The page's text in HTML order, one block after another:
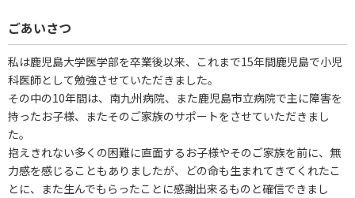
ごあいさつ
私は鹿児島大学医学部を卒業後以来、これまで15年間鹿児島で小児
科医師として勉強させていただきました。
その中の10年間は、南九州病院、また鹿児島市立病院で主に障害を
持ったお子様、またそのご家族のサポートをさせていただきまし
た。
抱えきれない多くの困難に直面するお子様やそのご家族を前に、無
力感を感じることもありましたが、どの命も生まれてきてくれたこ
とに、また生んでもらったことに感謝出来るものと確信できまし